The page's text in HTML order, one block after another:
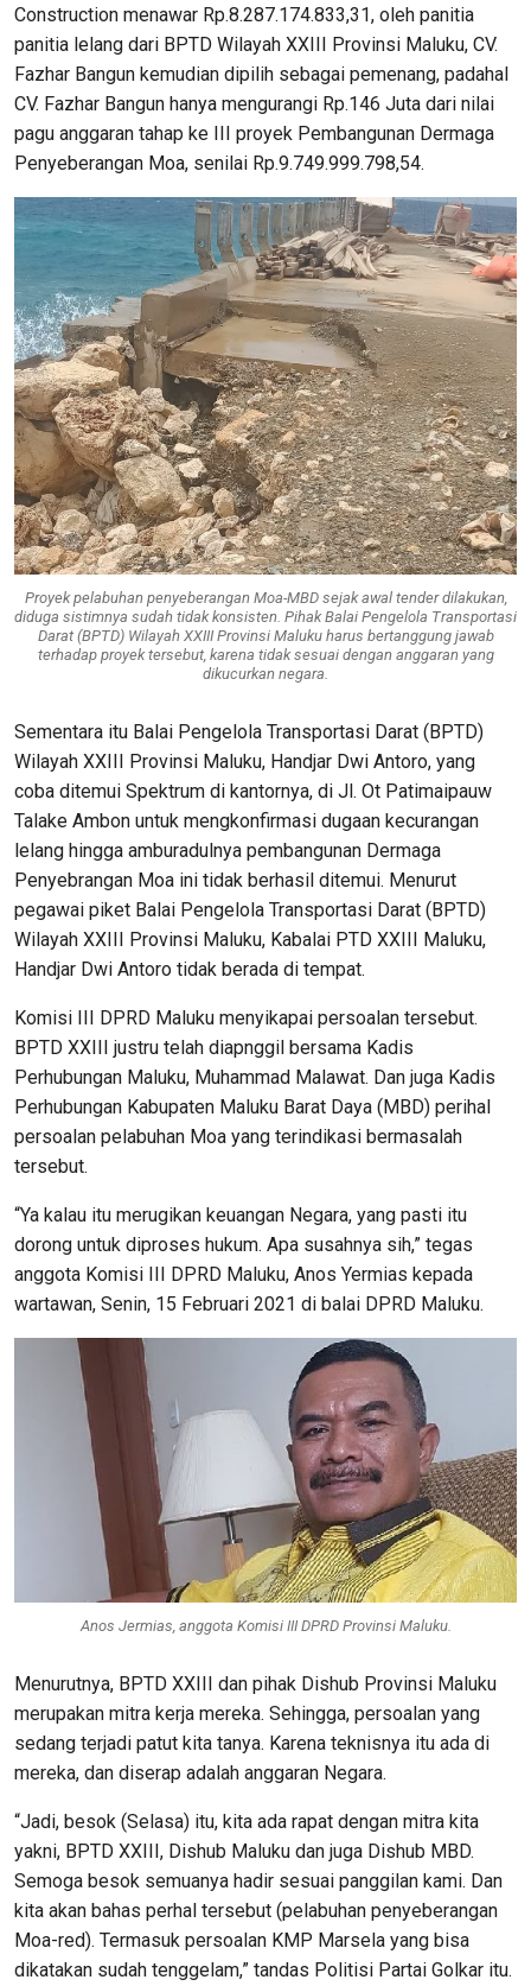
Construction menawar Rp.8.287.174.833,31, oleh panitia
panitia lelang dari BPTD Wilayah XXIII Provinsi Maluku, CV.
Fazhar Bangun kemudian dipilih sebagai pemenang, padahal
CV. Fazhar Bangun hanya mengurangi Rp.146 Juta dari nilai
pagu anggaran tahap ke III proyek Pembangunan Dermaga
Penyeberangan Moa, senilai Rp.9.749.999.798,54.
Proyek pelabuhan penyeberangan Moa-MBD sejak awal tender dilakukan,
diduga sistimnya sudah tidak konsisten. Pihak Balai Pengelola Transportasi
Darat (BPTD) Wilayah XXIII Provinsi Maluku harus bertanggung jawab
terhadap proyek tersebut, karena tidak sesuai dengan anggaran yang
dikucurkan negara.
Sementara itu Balai Pengelola Transportasi Darat (BPTD)
Wilayah XXIII Provinsi Maluku, Handjar Dwi Antoro, yang
coba ditemui Spektrum di kantornya, di Jl. Ot Patimaipauw
Talake Ambon untuk mengkonfirmasi dugaan kecurangan
lelang hingga amburadulnya pembangunan Dermaga
Penyebrangan Moa ini tidak berhasil ditemui. Menurut
pegawai piket Balai Pengelola Transportasi Darat (BPTD)
Wilayah XXIII Provinsi Maluku, Kabalai PTD XXIII Maluku,
Handjar Dwi Antoro tidak berada di tempat.
Komisi III DPRD Maluku menyikapai persoalan tersebut.
BPTD XXIII justru telah diapnggil bersama Kadis
Perhubungan Maluku, Muhammad Malawat. Dan juga Kadis
Perhubungan Kabupaten Maluku Barat Daya (MBD) perihal
persoalan pelabuhan Moa yang terindikasi bermasalah
tersebut.
“Ya kalau itu merugikan keuangan Negara, yang pasti itu
dorong untuk diproses hukum. Apa susahnya sih,” tegas
anggota Komisi III DPRD Maluku, Anos Yermias kepada
wartawan, Senin, 15 Februari 2021 di balai DPRD Maluku.
Anos Jermias, anggota Komisi III DPRD Provinsi Maluku.
Menurutnya, BPTD XXIII dan pihak Dishub Provinsi Maluku
merupakan mitra kerja mereka. Sehingga, persoalan yang
sedang terjadi patut kita tanya. Karena teknisnya itu ada di
mereka, dan diserap adalah anggaran Negara.
“Jadi, besok (Selasa) itu, kita ada rapat dengan mitra kita
yakni, BPTD XXIII, Dishub Maluku dan juga Dishub MBD.
Semoga besok semuanya hadir sesuai panggilan kami. Dan
kita akan bahas perhal tersebut (pelabuhan penyeberangan
Moa-red). Termasuk persoalan KMP Marsela yang bisa
dikatakan sudah tenggelam,” tandas Politisi Partai Golkar itu.